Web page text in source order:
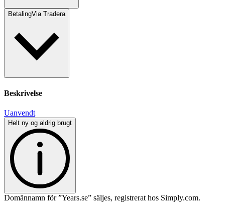
BetalingVia Tradera
Beskrivelse
Uanvendt
Helt ny og aldrig brugt
Domännamn för ”Years.se” säljes, registrerat hos Simply.com.